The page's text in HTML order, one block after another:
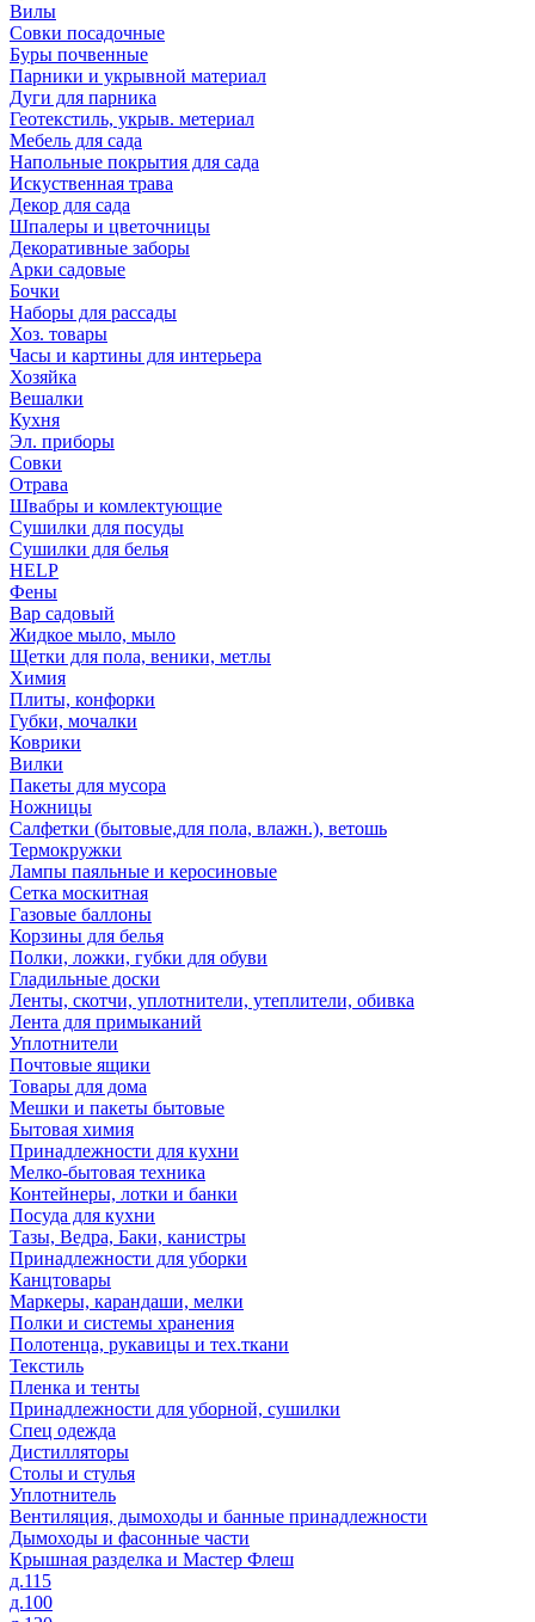
Вилы
Совки посадочные
Буры почвенные
Парники и укрывной материал
Дуги для парника
Геотекстиль, укрыв. метериал
Мебель для сада
Напольные покрытия для сада
Искуственная трава
Декор для сада
Шпалеры и цветочницы
Декоративные заборы
Арки садовые
Бочки
Наборы для рассады
Хоз. товары
Часы и картины для интерьера
Хозяйка
Вешалки
Кухня
Эл. приборы
Совки
Отрава
Швабры и комлектующие
Сушилки для посуды
Сушилки для белья
HELP
Фены
Вар садовый
Жидкое мыло, мыло
Щетки для пола, веники, метлы
Химия
Плиты, конфорки
Губки, мочалки
Коврики
Вилки
Пакеты для мусора
Ножницы
Салфетки (бытовые,для пола, влажн.), ветошь
Термокружки
Лампы паяльные и керосиновые
Сетка москитная
Газовые баллоны
Корзины для белья
Полки, ложки, губки для обуви
Гладильные доски
Ленты, скотчи, уплотнители, утеплители, обивка
Лента для примыканий
Уплотнители
Почтовые ящики
Товары для дома
Мешки и пакеты бытовые
Бытовая химия
Принадлежности для кухни
Мелко-бытовая техника
Контейнеры, лотки и банки
Посуда для кухни
Тазы, Ведра, Баки, канистры
Принадлежности для уборки
Канцтовары
Маркеры, карандаши, мелки
Полки и системы хранения
Полотенца, рукавицы и тех.ткани
Текстиль
Пленка и тенты
Принадлежности для уборной, сушилки
Спец одежда
Дистилляторы
Столы и стулья
Уплотнитель
Вентиляция, дымоходы и банные принадлежности
Дымоходы и фасонные части
Крышная разделка и Мастер Флеш
д.115
д.100